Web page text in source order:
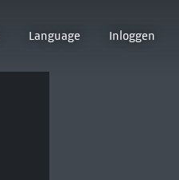
Language Inloggen